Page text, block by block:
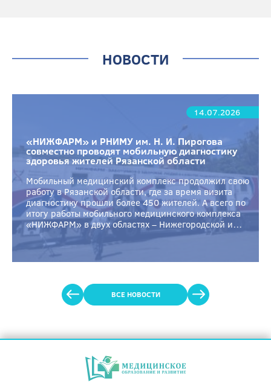
НОВОСТИ
14.07.2026
«НИЖФАРМ» и РНИМУ им. Н. И. Пирогова
совместно проводят мобильную диагностику
здоровья жителей Рязанской области
Мобильный медицинский комплекс продолжил свою
работу в Рязанской области, где за время визита
диагностику прошли более 450 жителей. А всего по
итогу работы мобильного медицинского комплекса
«НИЖФАРМ» в двух областях – Нижегородской и
Рязанской, более 950 жителей из 10 удаленных от
центра населенных пунктов смогли получить
качественное мединское обслуживание. Цель
ВСЕ НОВОСТИ